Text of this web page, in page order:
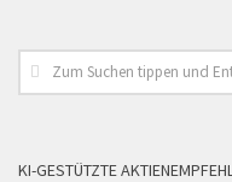
KI-GESTÜTZTE